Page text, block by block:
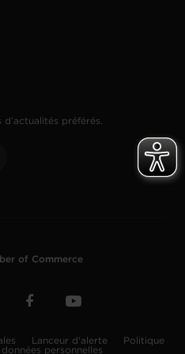
préférés.
of Commerce
Lanceur d'alerte
Politique
personnelles